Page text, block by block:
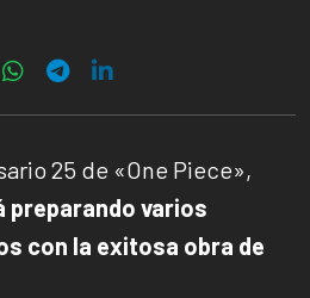
25 de «One Piece»,
preparando varios
con la exitosa obra de